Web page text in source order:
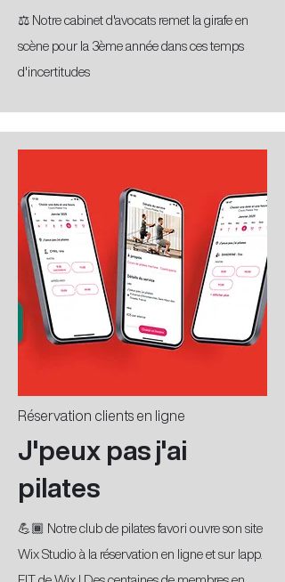
⚖️ Notre cabinet d'avocats remet la girafe en
scène pour la 3ème année dans ces temps
d'incertitudes
Réservation clients en ligne
J'peux pas j'ai
pilates
💪🏾 Notre club de pilates favori ouvre son site
Wix Studio à la réservation en ligne et sur lapp.